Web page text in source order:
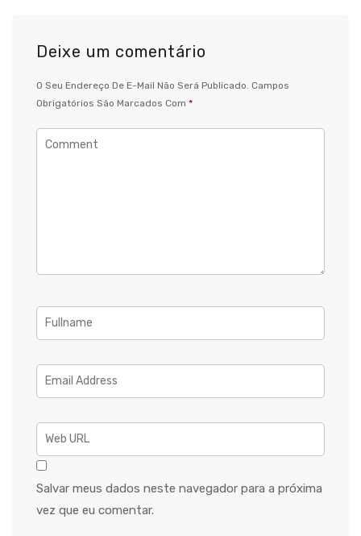
Deixe um comentário
O Seu Endereço De E-Mail Não Será Publicado. Campos
Obrigatórios São Marcados Com *
Salvar meus dados neste navegador para a próxima
vez que eu comentar.